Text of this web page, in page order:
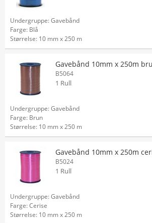
Undergruppe: Gavebånd
Farge: Blå
Størrelse: 10 mm x 250 m
Gavebånd 10mm x 250m
B5064
1 Rull
Undergruppe: Gavebånd
Farge: Brun
Størrelse: 10 mm x 250 m
Gavebånd 10mm x 250m
B5024
1 Rull
Undergruppe: Gavebånd
Farge: Cerise
Størrelse: 10 mm x 250 m